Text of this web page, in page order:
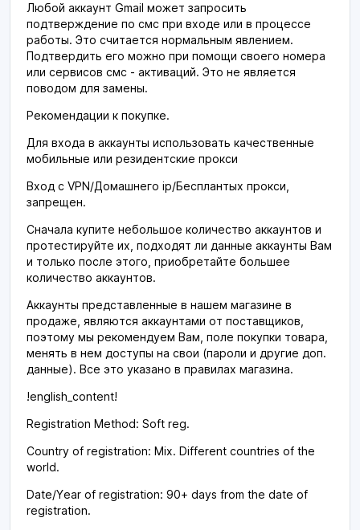
Любой аккаунт Gmail может запросить
подтверждение по смс при входе или в процессе
работы. Это считается нормальным явлением.
Подтвердить его можно при помощи своего номера
или сервисов смс - активаций. Это не является
поводом для замены.
Рекомендации к покупке.
Для входа в аккаунты использовать качественные
мобильные или резидентские прокси
Вход с VPN/Домашнего ip/Бесплантых прокси,
запрещен.
Сначала купите небольшое количество аккаунтов и
протестируйте их, подходят ли данные аккаунты Вам
и только после этого, приобретайте большее
количество аккаунтов.
Аккаунты представленные в нашем магазине в
продаже, являются аккаунтами от поставщиков,
поэтому мы рекомендуем Вам, поле покупки товара,
менять в нем доступы на свои (пароли и другие доп.
данные). Все это указано в правилах магазина.
!english_content!
Registration Method: Soft reg.
Country of registration: Mix. Different countries of the
world.
Date/Year of registration: 90+ days from the date of
registration.